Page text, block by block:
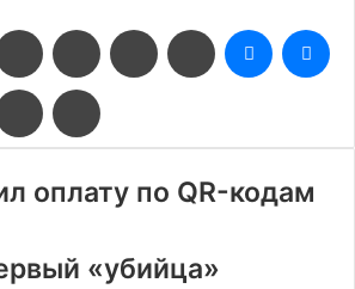
Pinterest Reddit ВконтактеОдноклассники
Messenger
Поделиться
через
электронную
оплату по QR-кодам
«убийца»